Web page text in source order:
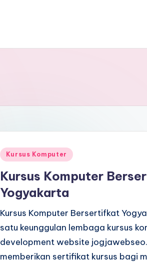
Kursus Komputer
Kursus Komputer
Yogyakarta
Kursus Komputer Bersertifkat
satu keunggulan lembaga kursus
development website
memberikan sertifikat kursus bagi